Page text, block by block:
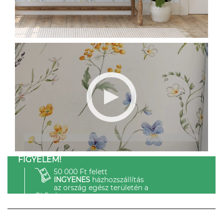
FIGYELEM!
50 000 Ft felett
INGYENESházhozszállítás
az ország egész területén a
GLS-el.